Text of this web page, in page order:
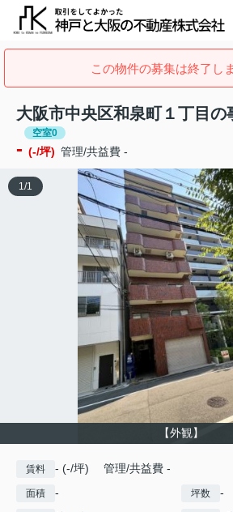
この物件の募集は終了し
大阪市中央区和泉町１丁目の
空室0
- (-/坪) 管理/共益費 -
【外観】
1/1
賃料 - (-/坪) 管理/共益費 -
面積 - 坪数 -